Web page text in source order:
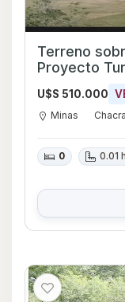
Terreno
Proyecto
U$S 510.000
Minas Chacra
0 0.01